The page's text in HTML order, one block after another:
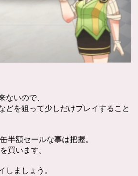
ないので、
どを狙って少しだけプレイすること
半額セールな事は把握。
買います。
しましょう。